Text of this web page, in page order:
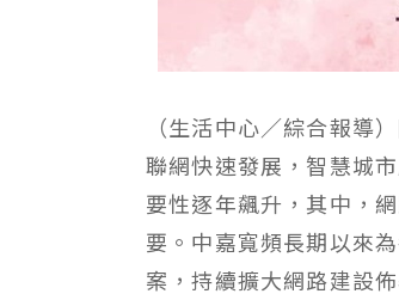
（生活中心／綜合報導
聯網快速發展，智慧城
要性逐年飆升，其中，
要。中嘉寬頻長期以來
案，持續擴大網路建設